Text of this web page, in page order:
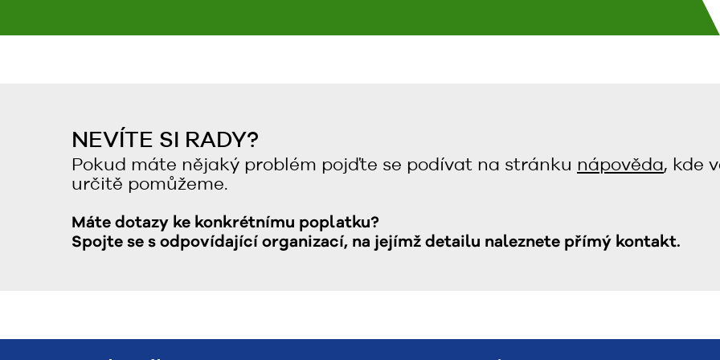
NEVÍTE SI RADY?
Pokud máte nějaký problém pojďte se podívat na stránku nápověda, kde
určitě pomůžeme.
Máte dotazy ke konkrétnímu poplatku?
Spojte se s odpovídající organizací, na jejímž detailu naleznete přímý kontakt.